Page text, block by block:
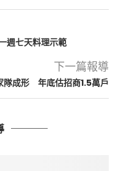
週七天料理示範
下一篇報導
隊成形 年底估招商1.5萬戶